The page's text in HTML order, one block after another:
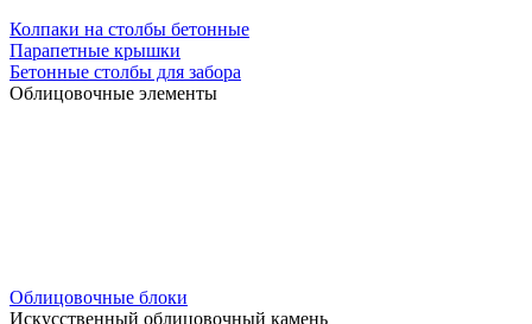
Колпаки на столбы бетонные
Парапетные крышки
Бетонные столбы для забора
Облицовочные элементы
Облицовочные блоки
Искусственный облицовочный камень